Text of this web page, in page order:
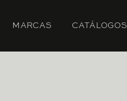
MARCAS CATÁLOGOS